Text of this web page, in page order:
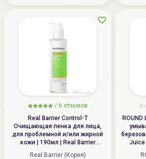
/ 6 отзывов
Real Barrier Control-T
Очищающая пенка для лица,
для проблемной и/или жирной
кожи | 190мл | Real Barrier
Control-T Cleansing Foam
Real Barrier (Корея)
Juice